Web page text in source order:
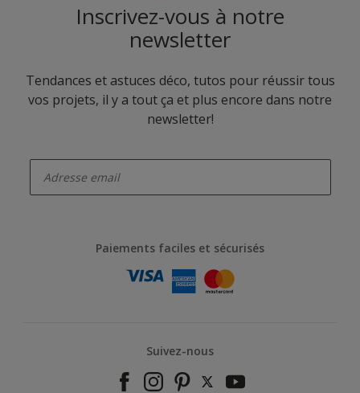
Inscrivez-vous à notre
newsletter
Tendances et astuces déco, tutos pour réussir tous
vos projets, il y a tout ça et plus encore dans notre
newsletter!
Paiements faciles et sécurisés
Suivez-nous